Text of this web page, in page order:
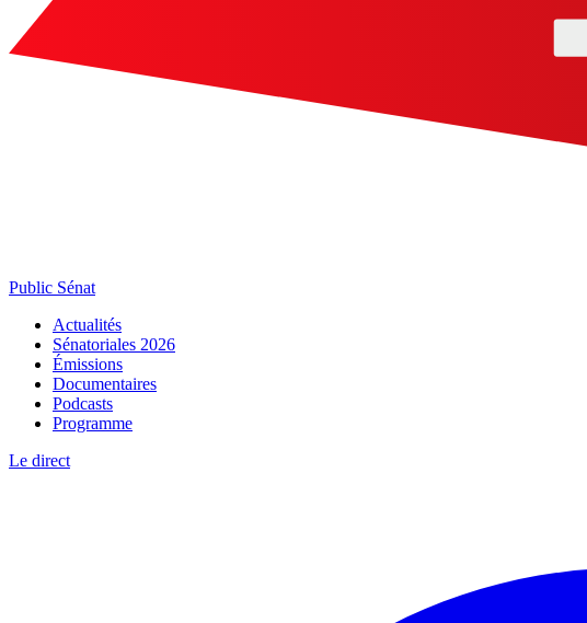
Public Sénat
Actualités
Sénatoriales 2026
Émissions
Documentaires
Podcasts
Programme
Le direct